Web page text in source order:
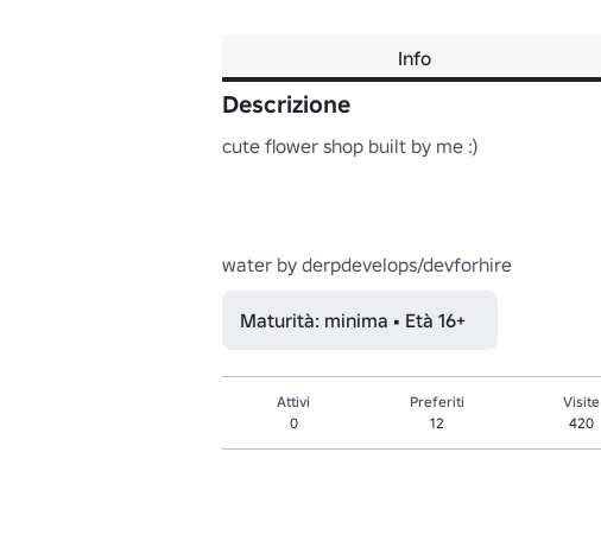
Info
Descrizione
cute flower shop built by me :)
water by derpdevelops/devforhire
Maturità: minima • Età 16+
Attivi
0
Preferiti
12
Visite
420